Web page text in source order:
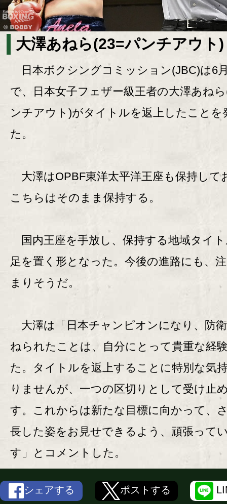
大澤あねら(23=パンチアウト)
日本ボクシングコミッション(JBC)は6
で、日本女子フェザー級王者の大澤あね
ンチアウト)がタイトルを返上したことを
た。
大澤はOPBF東洋太平洋王座も保持して
こちらはそのまま保持する。
国内王座を手放し、保持する地域タイ
足を置く形となった。今後の進路にも、
まりそうだ。
大澤は「日本チャンピオンになり、防
ねられたことは、自分にとって貴重な経
た。タイトルを返上することに特別な気
りませんが、一つの区切りとして受け止
す。これからは新たな目標に向かって、
長した姿をお見せできるよう、頑張って
す」とコメントした。
シェアする ポストする